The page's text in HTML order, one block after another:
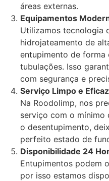
áreas externas.
Equipamentos
Utilizamos tecnologia
hidrojateamento de
entupimento de forma
tubulações. Isso
com segurança e
Serviço Limpo e
Na Roodolimp, nos
serviço com o mínimo
o desentupimento,
perfeito estado de
Disponibilidade 24
Entupimentos podem
por isso estamos